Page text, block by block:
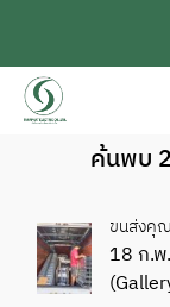
ค้นพบ
ขนส่งคุ
18 ก.